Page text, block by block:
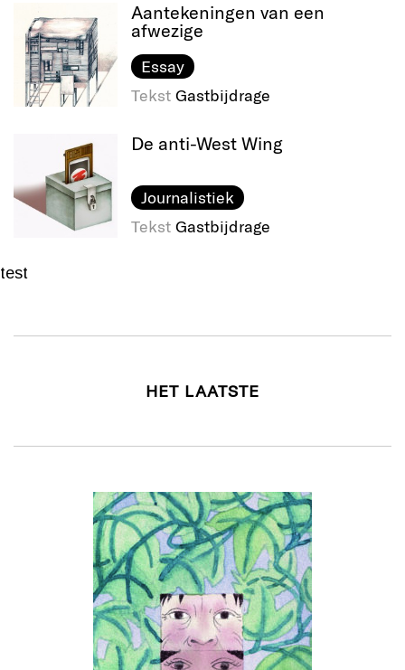
Aantekeningen van een
afwezige
Essay
Tekst Gastbijdrage
De anti-West Wing
Journalistiek
Tekst Gastbijdrage
test
HET LAATSTE